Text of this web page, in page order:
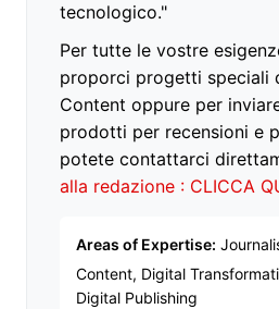
tecnologico."
Per tutte le vostre
proporci progetti speciali
Content oppure per
prodotti per recensioni e
potete contattarci
alla redazione : CLICCA
Areas of Expertise:
Content, Digital
Digital Publishing